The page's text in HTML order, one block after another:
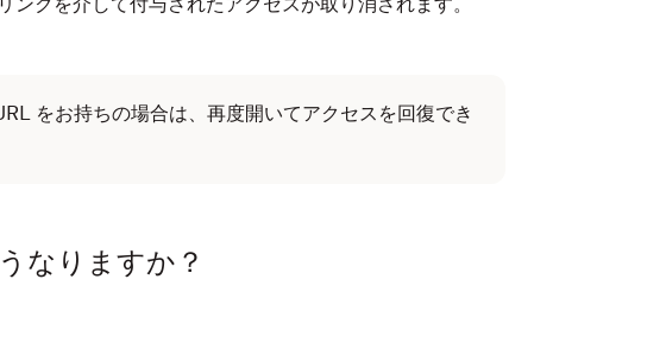
をお持ちの場合は、再度開いてアクセスを回復でき
なりますか？